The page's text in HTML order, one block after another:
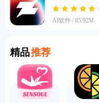
AI软件 / 85.92M
精品推荐
Recommend